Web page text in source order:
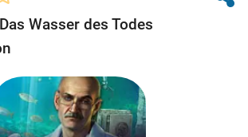
Wasser des Todes